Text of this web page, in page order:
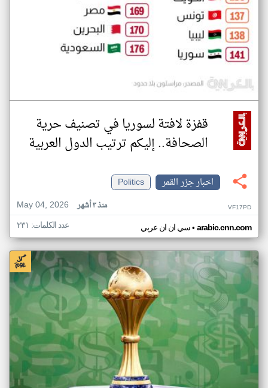
قفزة لافتة لسوريا في تصنيف حرية
الصحافة.. إليكم ترتيب الدول العربية
اخبار جزر القمر
Politics
May 04, 2026
منذ ٣ أشهر VF17PD
سي ان ان عربي• arabic.cnn.com عدد الكلمات: ٢٣١